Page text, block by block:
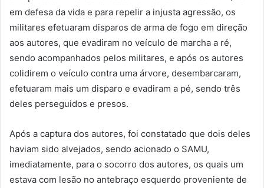
em defesa da vida e para repelir a injusta agressão, os
militares efetuaram disparos de arma de fogo em direção
aos autores, que evadiram no veículo de marcha a ré,
sendo acompanhados pelos militares, e após os autores
colidirem o veículo contra uma árvore, desembarcaram,
efetuaram mais um disparo e evadiram a pé, sendo três
deles perseguidos e presos.
Após a captura dos autores, foi constatado que dois deles
haviam sido alvejados, sendo acionado o SAMU,
imediatamente, para o socorro dos autores, os quais um
estava com lesão no antebraço esquerdo proveniente de